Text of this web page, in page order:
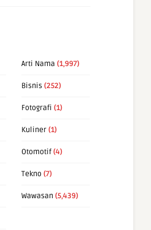
Arti Nama (1,997)
Bisnis (252)
Fotografi (1)
Kuliner (1)
Otomotif (4)
Tekno (7)
Wawasan (5,439)